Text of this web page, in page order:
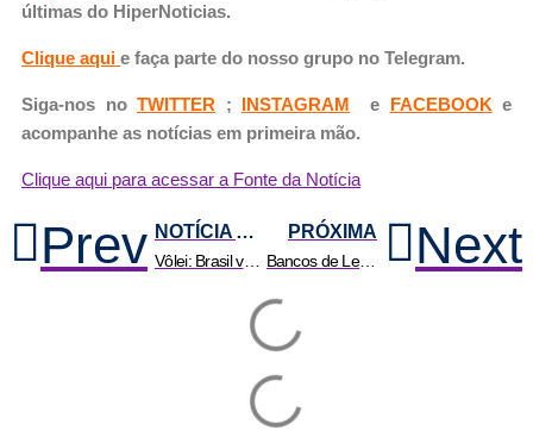
últimas do HiperNoticias.
Clique aqui e faça parte do nosso grupo no Telegram.
Siga-nos no TWITTER ; INSTAGRAM e FACEBOOK e
acompanhe as notícias em primeira mão.
Clique aqui para acessar a Fonte da Notícia
Prev NOTÍCIA ANTERIOR
Vôlei: Brasil vence Alemanha e encara Japão na semi da Liga das Nações
PRÓXIMA
Bancos de Leite Humano distribuem 1.027 litros para bebês prematuros Next